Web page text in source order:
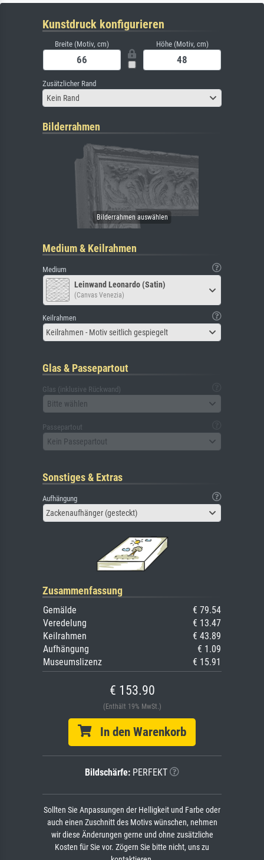
Kunstdruck konfigurieren
Breite (Motiv, cm) Höhe (Motiv, cm)
Zusätzlicher Rand
Kein Rand
Bilderrahmen
Medium & Keilrahmen
Medium
Leinwand Leonardo (Satin)
(Canvas Venezia)
Keilrahmen
Keilrahmen - Motiv seitlich gespiegelt
Glas & Passepartout
Glas (inklusive Rückwand)
Bitte wählen
Passepartout
Kein Passepartout
Sonstiges & Extras
Aufhängung
Zackenaufhänger (gesteckt)
Zusammenfassung
Gemälde
€ 79.54
Veredelung
€ 13.47
Keilrahmen
€ 43.89
Aufhängung
€ 1.09
Museumslizenz
€ 15.91
€ 153.90
(Enthält 19% MwSt.)
In den Warenkorb
Bildschärfe: PERFEKT
Sollten Sie Anpassungen der Helligkeit und Farbe oder
auch einen Zuschnitt des Motivs wünschen, nehmen
wir diese Änderungen gerne und ohne zusätzliche
Kosten für Sie vor. Zögern Sie bitte nicht, uns zu